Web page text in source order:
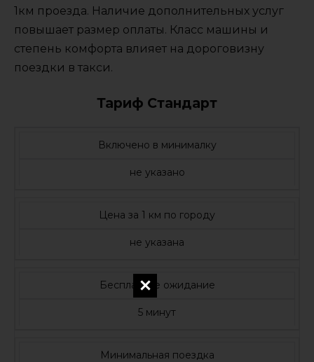
1км проезда. Наличие дополнительных услуг
повышает размер оплаты. Класс машины и
степень комфорта влияет на дороговизну
поездки в такси.
Тариф Стандарт
Включено в минималку
не указано
Цена за 1 км по городу
не указана
Бесплатное ожидание
5 минут
Минимальная поездка